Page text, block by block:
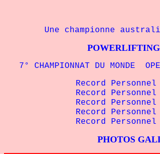
Une championne
POWERLIFTING
7° CHAMPIONNAT DU MONDE
Record Personnel
Record Personnel
Record Personnel
Record Personnel
Record Personnel
PHOTOS